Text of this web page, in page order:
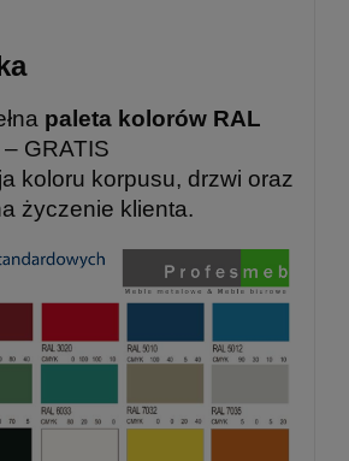
paleta kolorów RAL
– GRATIS
koloru korpusu, drzwi oraz
życzenie klienta.